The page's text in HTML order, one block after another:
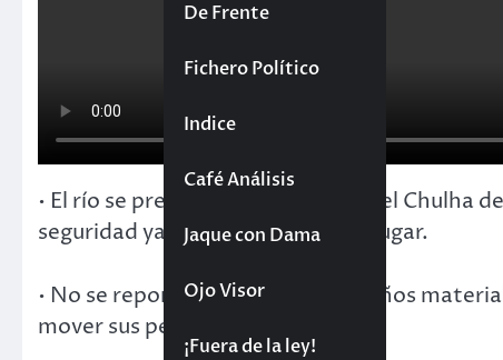
De Frente
Fichero Político
Indice
Café Análisis
Jaque con Dama
Ojo Visor
¡Fuera de la ley!
• El río se precipitó sobre el barrio el Chulha
seguridad ya se encuentran en el lugar.
• No se reportan víctimas; solo daños
mover sus pertenencias.